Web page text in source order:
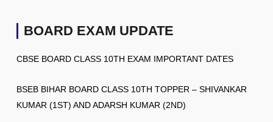
BOARD EXAM UPDATE
CBSE BOARD CLASS 10TH EXAM IMPORTANT DATES
BSEB BIHAR BOARD CLASS 10TH TOPPER – SHIVANKAR
KUMAR (1ST) AND ADARSH KUMAR (2ND)